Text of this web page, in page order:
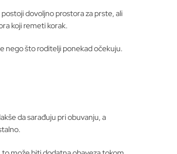
dovoljno prostora za prste, ali
koji remeti korak.
nego što roditelji ponekad očekuju.
da sarađuju pri obuvanju, a